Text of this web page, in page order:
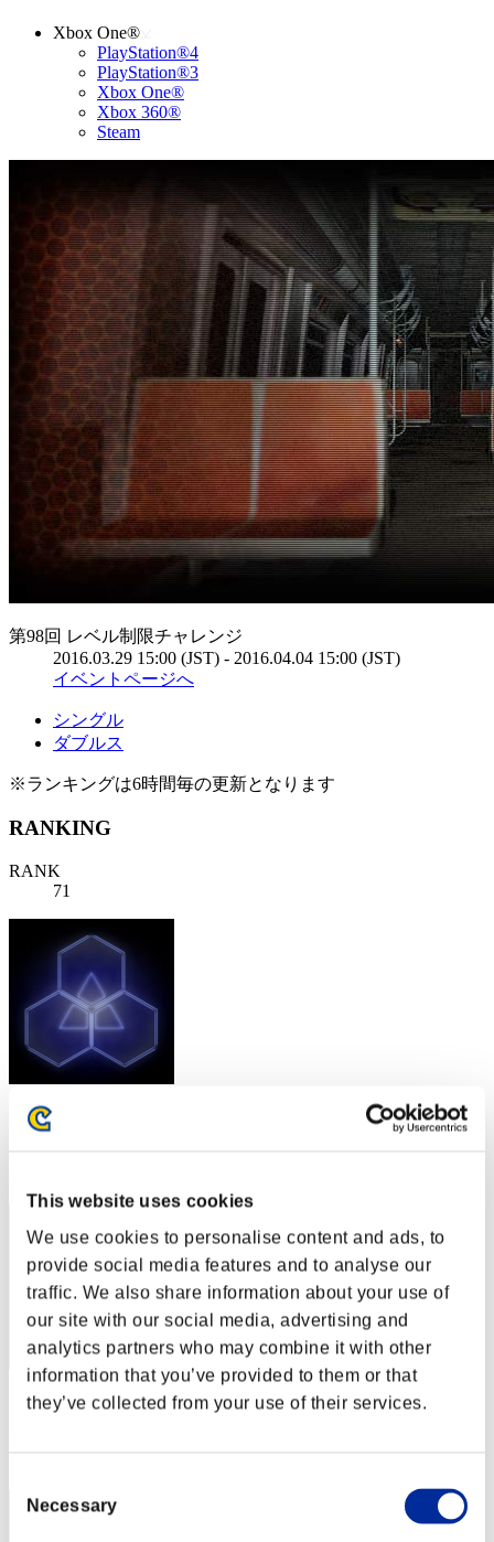
This website uses cookies
We use cookies to personalise content and ads, to
provide social media features and to analyse our
traffic. We also share information about your use of
our site with our social media, advertising and
analytics partners who may combine it with other
information that you’ve provided to them or that
they’ve collected from your use of their services.
Selection
Necessary
Xbox One®
PlayStation®4
PlayStation®3
Xbox One®
Xbox 360®
Steam
第98回 レベル制限チャレンジ
2016.03.29 15:00 (JST) - 2016.04.04 15:00 (JST)
イベントページへ
シングル
ダブルス
※ランキングは6時間毎の更新となります
RANKING
RANK
71
スコア: -
RANK
スコア: -